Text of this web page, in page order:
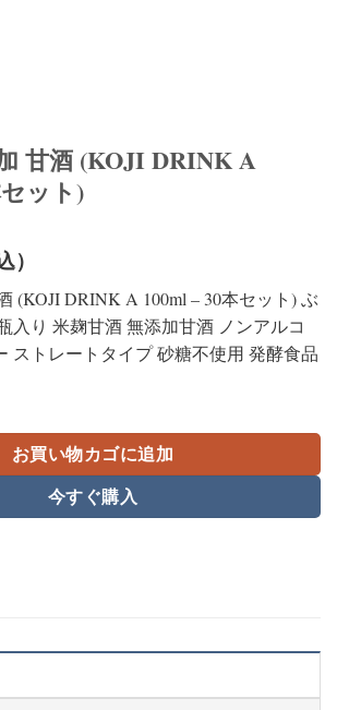
甘酒 (KOJI DRINK A
ット)
）
(KOJI DRINK A 100ml – 30本セット) ぶ
入り 米麹甘酒 無添加甘酒 ノンアルコ
ストレートタイプ 砂糖不使用 発酵食品
DRINK A 100ml - 30本セット)個
お買い物カゴに追加
今すぐ購入